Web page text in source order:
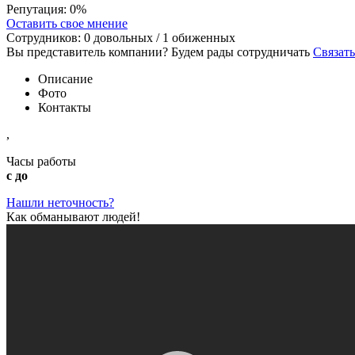
Репутация: 0%
Оставить свое мнение
Сотрудников: 0 довольных / 1 обиженных
Вы представитель компании? Будем рады сотрудничать
Описание
Фото
Контакты
,
Часы работы
с до
Нашли неточность?
Как обманывают людей!